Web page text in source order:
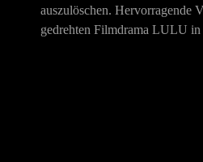
auszulöschen. Hervorragende
gedrehten Filmdrama LULU in